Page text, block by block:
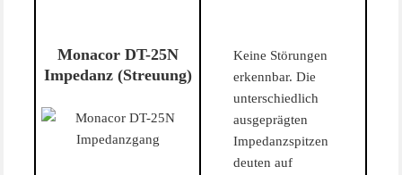
Monacor DT-25N
Impedanz (Streuung)
Keine Störungen
erkennbar. Die
unterschiedlich
ausgeprägten
Impedanzspitzen
deuten auf